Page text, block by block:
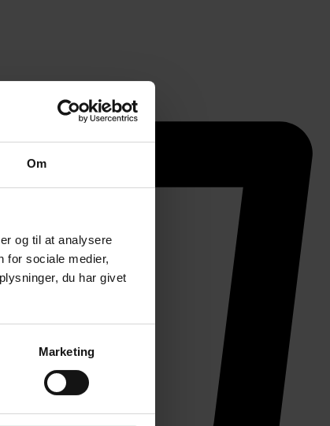
Om
og til at analysere
for sociale medier,
du har givet
Marketing